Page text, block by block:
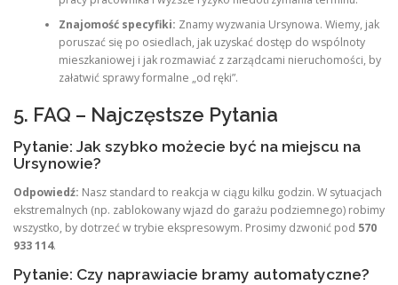
Znajomość specyfiki: Znamy wyzwania Ursynowa. Wiemy, jak
poruszać się po osiedlach, jak uzyskać dostęp do wspólnoty
mieszkaniowej i jak rozmawiać z zarządcami nieruchomości, by
załatwić sprawy formalne „od ręki”.
5. FAQ – Najczęstsze Pytania
Pytanie: Jak szybko możecie być na miejscu na
Ursynowie?
Odpowiedź: Nasz standard to reakcja w ciągu kilku godzin. W sytuacjach
ekstremalnych (np. zablokowany wjazd do garażu podziemnego) robimy
wszystko, by dotrzeć w trybie ekspresowym. Prosimy dzwonić pod 570
933 114.
Pytanie: Czy naprawiacie bramy automatyczne?